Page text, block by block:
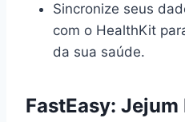
Sincronize seus
com o HealthKit
da sua saúde.
FastEasy: